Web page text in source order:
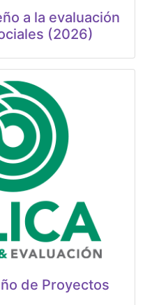
a la evaluación
(2026)
de Proyectos